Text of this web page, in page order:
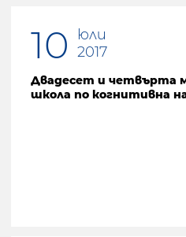
10
юли
2017
Двадесет и четвърта
школа по когнитивна